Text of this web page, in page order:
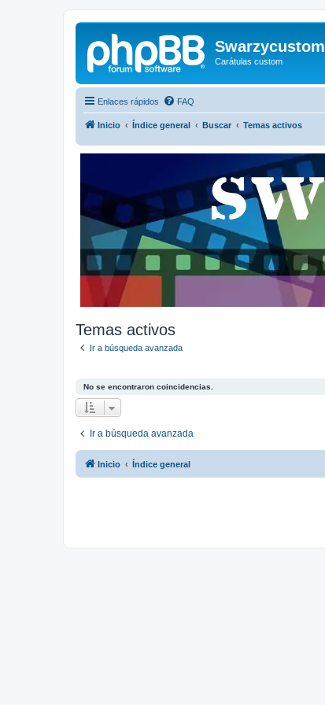
Swarzycustom
Carátulas custom
Enlaces rápidos FAQ
Inicio Índice general Buscar Temas activos
Temas activos
Ir a búsqueda avanzada
No se encontraron coincidencias.
Ir a búsqueda avanzada
Inicio Índice general